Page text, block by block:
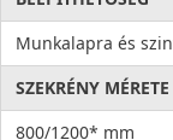
Munkalapra és
SZEKRÉNY MÉRETE
800/1200* mm